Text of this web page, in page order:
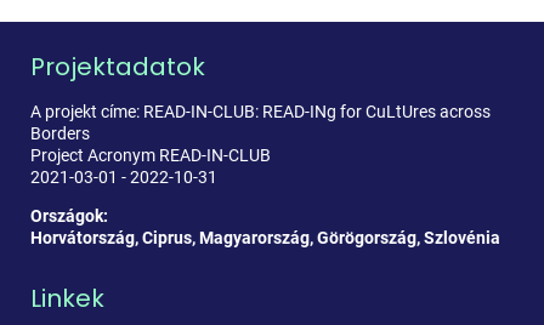
Projektadatok
A projekt címe: READ-IN-CLUB: READ-INg for CuLtUres across
Borders
Project Acronym READ-IN-CLUB
2021-03-01 - 2022-10-31
Országok:
Horvátország, Ciprus, Magyarország, Görögország, Szlovénia
Linkek